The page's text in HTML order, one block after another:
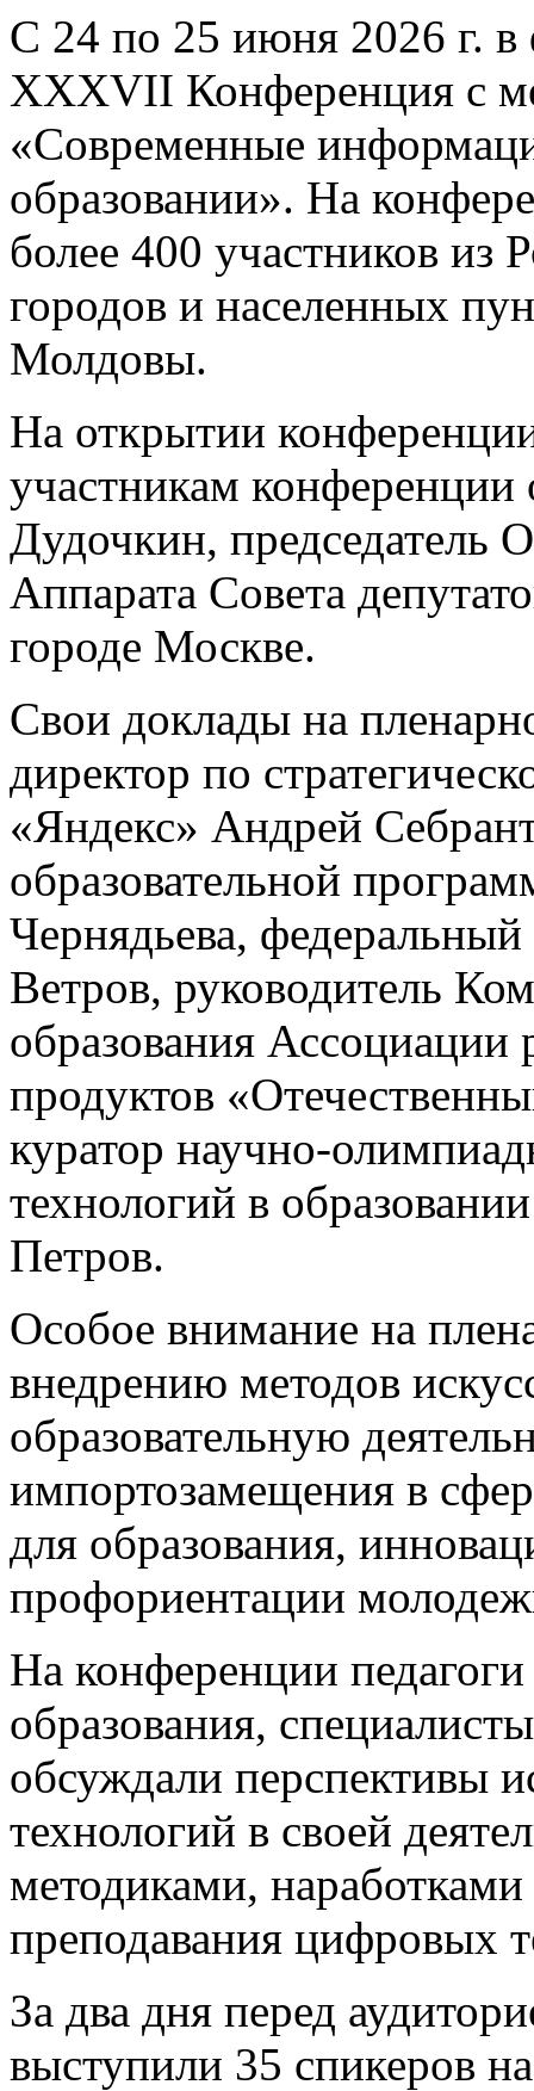
С 24 по 25 июня 2026 г. в
XXXVII Конференция с
«Современные
образовании». На
более 400 участников из
городов и населенных
Молдовы.
На открытии
участникам
Дудочкин, председатель
Аппарата Совета
городе Москве.
Свои доклады на
директор по
«Яндекс» Андрей
образовательной
Чернядьева,
Ветров, руководитель
образования Ассоциации
продуктов
куратор научно-
технологий в
Петров.
Особое внимание на
внедрению методов
образовательную
импортозамещения в
для образования,
профориентации
На конференции
образования,
обсуждали перспективы
технологий в своей
методиками,
преподавания цифровых
За два дня перед
выступили 35 спикеров